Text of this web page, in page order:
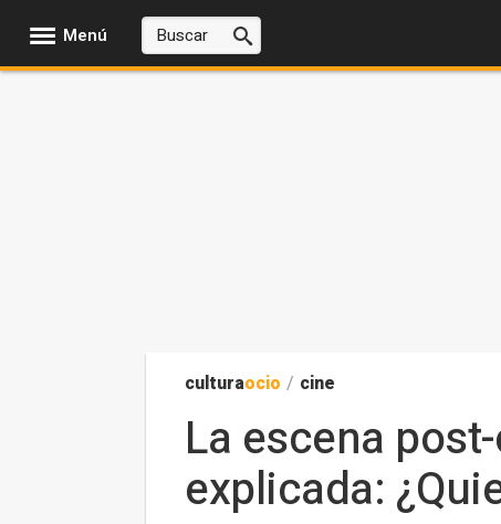
Menú
culturaocio / cine
La escena
explicada: